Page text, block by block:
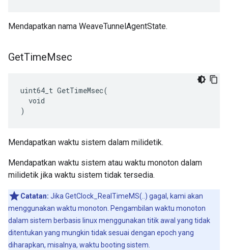
Mendapatkan nama WeaveTunnelAgentState.
GetTimeMsec
uint64_t GetTimeMsec(
  void
)
Mendapatkan waktu sistem dalam milidetik.
Mendapatkan waktu sistem atau waktu monoton dalam
milidetik jika waktu sistem tidak tersedia.
Catatan: Jika GetClock_RealTimeMS(..) gagal, kami akan
menggunakan waktu monoton. Pengambilan waktu monoton
dalam sistem berbasis linux menggunakan titik awal yang tidak
ditentukan yang mungkin tidak sesuai dengan epoch yang
diharapkan, misalnya, waktu booting sistem.